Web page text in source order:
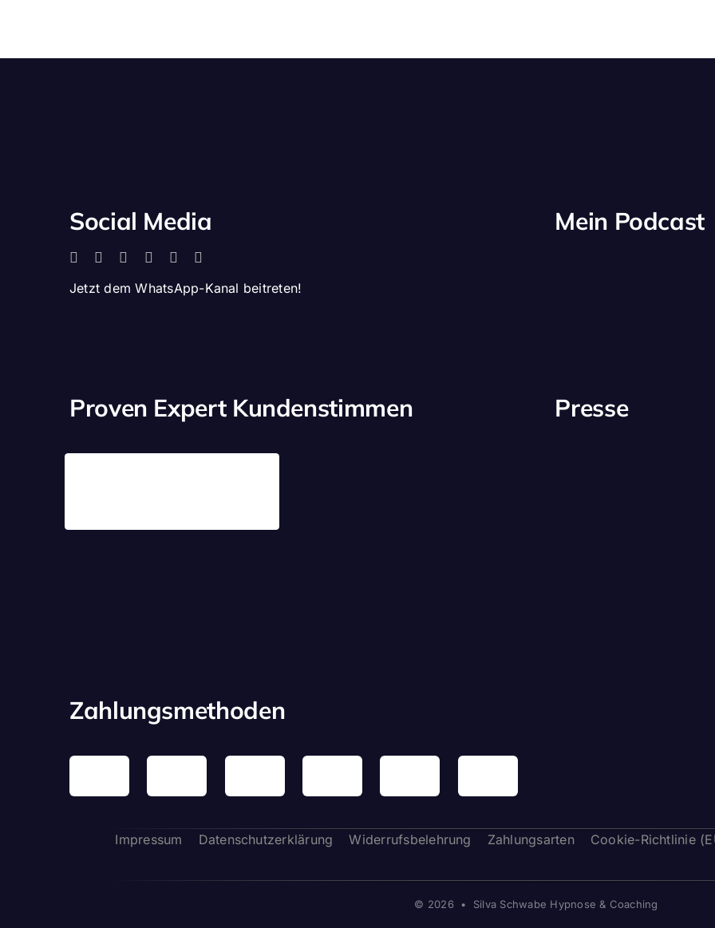
Social Media
Jetzt dem WhatsApp-Kanal beitreten!
Mein Podcast
Proven Expert Kundenstimmen Presse
Zahlungsmethoden
Impressum Datenschutzerklärung Widerrufsbelehrung Zahlungsarten Cookie-Richtlinie
© 2026 • Silva Schwabe Hypnose & Coaching